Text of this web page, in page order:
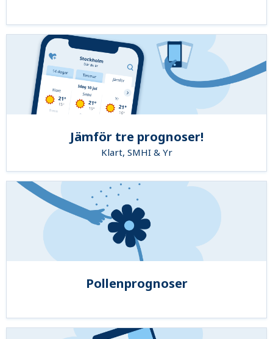
Jämför tre prognoser!
Klart, SMHI & Yr
Pollenprognoser